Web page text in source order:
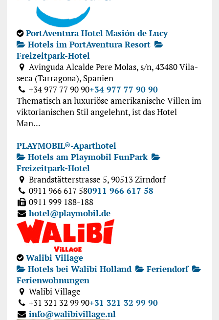
PortAventura Hotel Masión de Lucy
Hotels im PortAventura Resort
Freizeitpark-Hotel
Avinguda Alcalde Pere Molas, s/n, 43480 Vila-
seca (Tarragona), Spanien
+34 977 77 90 90+34 977 77 90 90
Thematisch an luxuriöse amerikanische Villen im
viktorianischen Stil angelehnt, ist das Hotel
Man...
PLAYMOBIL®-Aparthotel
Hotels am Playmobil FunPark
Freizeitpark-Hotel
Brandstätterstrasse 5, 90513 Zirndorf
0911 966 617 580911 966 617 58
0911 999 188-188
hotel@playmobil.de
Walibi Village
Hotels bei Walibi Holland
Feriendorf
Ferienwohnungen
Walibi Village
+31 321 32 99 90+31 321 32 99 90
info@walibivillage.nl